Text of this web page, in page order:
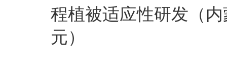
程植被适应性研发（
元）